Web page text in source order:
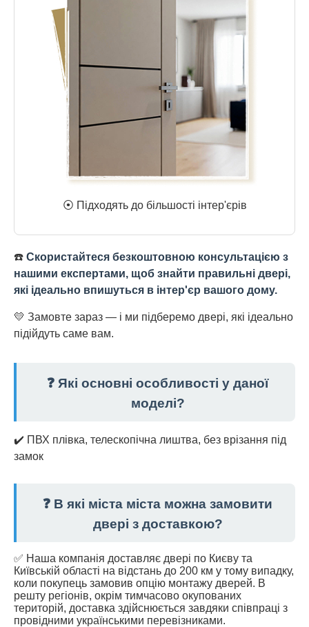
⦿ Підходять до більшості інтер'єрів
☎️ Скористайтеся безкоштовною консультацією з
нашими експертами, щоб знайти правильні двері,
які ідеально впишуться в інтер'єр вашого дому.
💛 Замовте зараз — і ми підберемо двері, які ідеально
підійдуть саме вам.
❓ Які основні особливості у даної
моделі?
✔️ ПВХ плівка, телескопічна лиштва, без врізання під
замок
❓ В які міста міста можна замовити
двері з доставкою?
✅ Наша компанія доставляє двері по Києву та
Київській області на відстань до 200 км у тому випадку,
коли покупець замовив опцію монтажу дверей. В
решту регіонів, окрім тимчасово окупованих
територій, доставка здійснюється завдяки співпраці з
провідними українськими перевізниками.